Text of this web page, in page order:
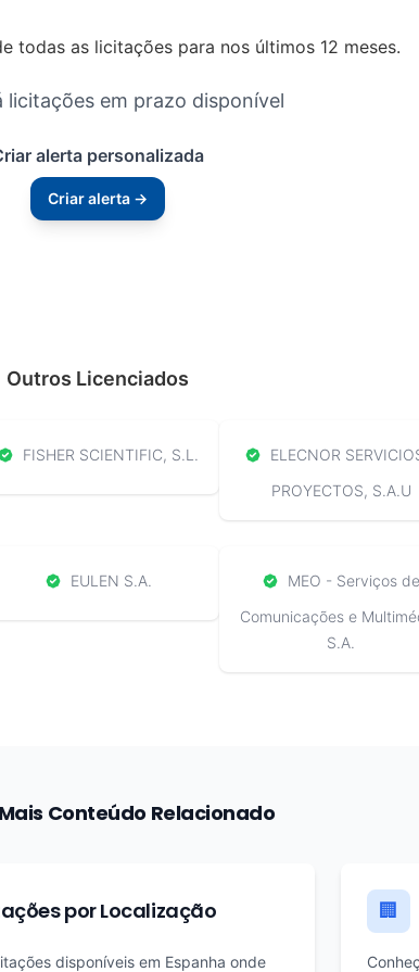
todas as licitações para nos últimos 12 meses.
licitações em prazo disponível
alerta personalizada
Criar alerta →
Outros Licenciados
FISHER SCIENTIFIC, S.L.
ELECNOR
PROYECTOS, S.A.U
EULEN S.A.
MEO - Serviços de
Comunicações e
S.A.
Conteúdo Relacionado
por Localização
disponíveis em Espanha onde
🏢